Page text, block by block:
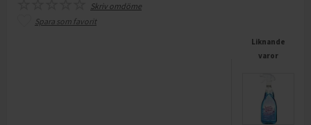
Skriv omdöme
Spara som favorit
Liknande
varor